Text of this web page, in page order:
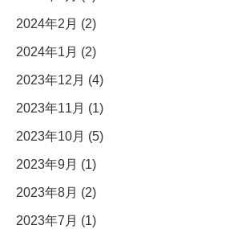
2024年2月 (2)
2024年1月 (2)
2023年12月 (4)
2023年11月 (1)
2023年10月 (5)
2023年9月 (1)
2023年8月 (2)
2023年7月 (1)